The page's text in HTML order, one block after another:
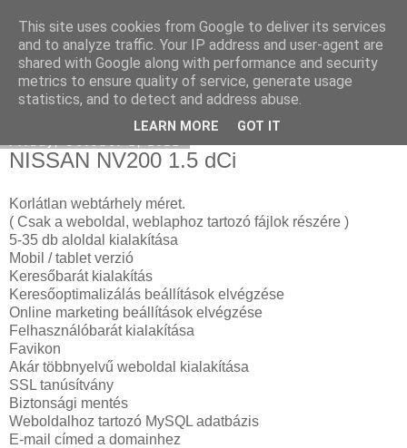
Facebook online marketing
NISSAN NV200 1.5 dCi
Korlátlan webtárhely méret.
( Csak a weboldal, weblaphoz tartozó fájlok részére )
5-35 db aloldal kialakítása
Mobil / tablet verzió
Keresőbarát kialakítás
Keresőoptimalizálás beállítások elvégzése
Online marketing beállítások elvégzése
Felhasználóbarát kialakítása
Favikon
Akár többnyelvű weboldal kialakítása
SSL tanúsítvány
Biztonsági mentés
Weboldalhoz tartozó MySQL adatbázis
E-mail címed a domainhez
This site uses cookies from Google to deliver its services
and to analyze traffic. Your IP address and user-agent are
shared with Google along with performance and security
metrics to ensure quality of service, generate usage
statistics, and to detect and address abuse.
LEARN MORE GOT IT